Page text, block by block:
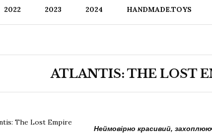
2022 2023 2024 HANDMADE.TOYS
ATLANTIS: THE LOST
Неймовірно красивий,